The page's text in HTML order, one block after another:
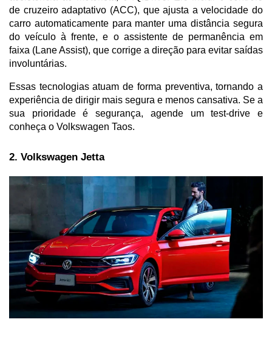
de cruzeiro adaptativo (ACC), que ajusta a velocidade do
carro automaticamente para manter uma distância segura
do veículo à frente, e o assistente de permanência em
faixa (Lane Assist), que corrige a direção para evitar saídas
involuntárias.
Essas tecnologias atuam de forma preventiva, tornando a
experiência de dirigir mais segura e menos cansativa. Se a
sua prioridade é segurança, agende um test-drive e
conheça o Volkswagen Taos.
2. Volkswagen Jetta